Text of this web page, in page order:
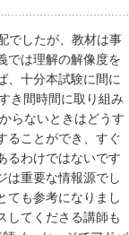
でしたが、教材は事
では理解の解像度を
、十分本試験に間に
き間時間に取り組み
らないときはどうす
ることができ、すぐ
るわけではないです
は重要な情報源でし
ても参考になりまし
してくださる講師も